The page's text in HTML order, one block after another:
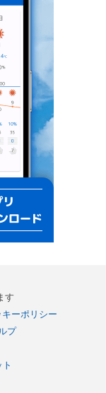
す
キーポリシー
プ